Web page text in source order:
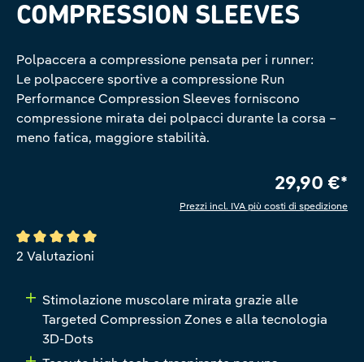
COMPRESSION SLEEVES
Polpaccera a compressione pensata per i runner:
Le polpaccere sportive a compressione Run
Performance Compression Sleeves forniscono
compressione mirata dei polpacci durante la corsa –
meno fatica, maggiore stabilità.
29,90 €*
Prezzi incl. IVA più costi di spedizione
Valutazione media di 5 su 5 stelle
2 Valutazioni
Stimolazione muscolare mirata grazie alle
Targeted Compression Zones e alla tecnologia
3D-Dots